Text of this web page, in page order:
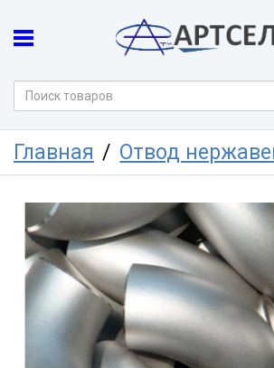
Главная Отвод